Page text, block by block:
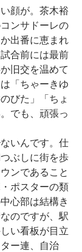
顔が。茶木裕
ンサドーレの
出番に恵まれ
合前には最前
旧交を温めて
「ちゃーきゆ
びた」「ちょ
でも、頑張っ
いんです。仕
ぶしに街を歩
ンであること
ポスターの類
心部は結構き
のですが、駅
い看板が目立
ー連、自治